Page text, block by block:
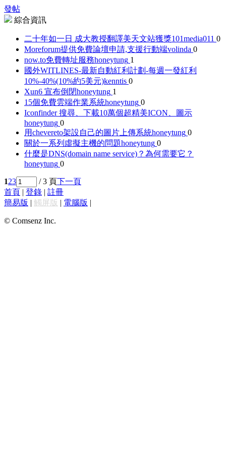
發帖
綜合資訊
二十年如一日 成大教授翻譯美天文站獲獎101media011 0
Moreforum提供免費論壇申請,支援行動端volinda 0
now.to免費轉址服務honeytung 1
國外WITLINES-最新自動紅利計劃-每週一發紅利
10%-40%(10%約5美元)kenntis 0
Xun6 宣布倒閉honeytung 1
15個免費雲端作業系統honeytung 0
Iconfinder 搜尋、下載10萬個超精美ICON、圖示
honeytung 0
用chevereto架設自己的圖片上傳系統honeytung 0
關於一系列虛擬主機的問題honeytung 0
什麼是DNS(domain name service)？為何需要它？
honeytung 0
123 / 3 頁下一頁
首頁 | 登錄 | 註冊
簡易版 | 觸屏版 | 電腦版 |
© Comsenz Inc.